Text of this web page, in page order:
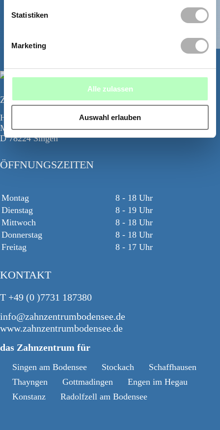
Statistiken
Marketing
Alle zulassen
Auswahl erlauben
Zahnzentrum Bodensee
Hegau Tower
Maggistr. 5
D 78224 Singen
ÖFFNUNGSZEITEN
Montag
8 - 18 Uhr
Dienstag
8 - 19 Uhr
Mittwoch
8 - 18 Uhr
Donnerstag
8 - 18 Uhr
Freitag
8 - 17 Uhr
KONTAKT
T +49 (0 )7731 187380
info@zahnzentrumbodensee.de
www.zahnzentrumbodensee.de
das Zahnzentrum für
Singen am Bodensee Stockach
Schaffhausen
Thayngen
Gottmadingen
Engen im Hegau
Konstanz
Radolfzell am Bodensee